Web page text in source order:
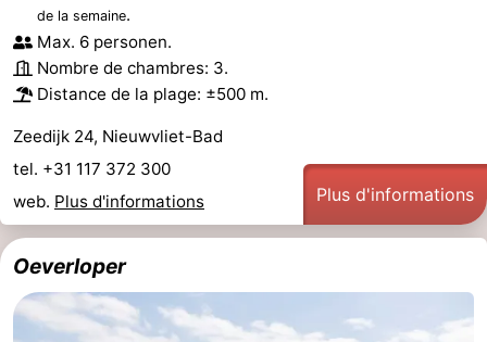
de la semaine.
Max. 6 personen.
Nombre de chambres: 3.
Distance de la plage: ±500 m.
Zeedijk 24, Nieuwvliet-Bad
tel. +31 117 372 300
web. Plus d'informations Plus d'informations
Oeverloper